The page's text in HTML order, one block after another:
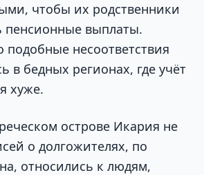
чтобы их родственники
пенсионные выплаты.
подобные несоответствия
в бедных регионах, где учёт
хуже.
острове Икария не
о долгожителях, по
относились к людям,